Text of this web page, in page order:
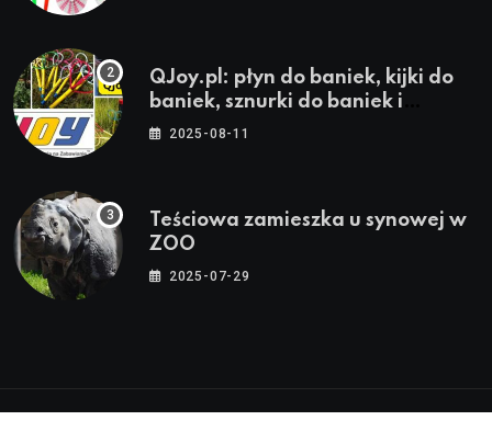
QJoy.pl: płyn do baniek, kijki do
baniek, sznurki do baniek i
zestawy do baniek
2025-08-11
Teściowa zamieszka u synowej w
ZOO
2025-07-29